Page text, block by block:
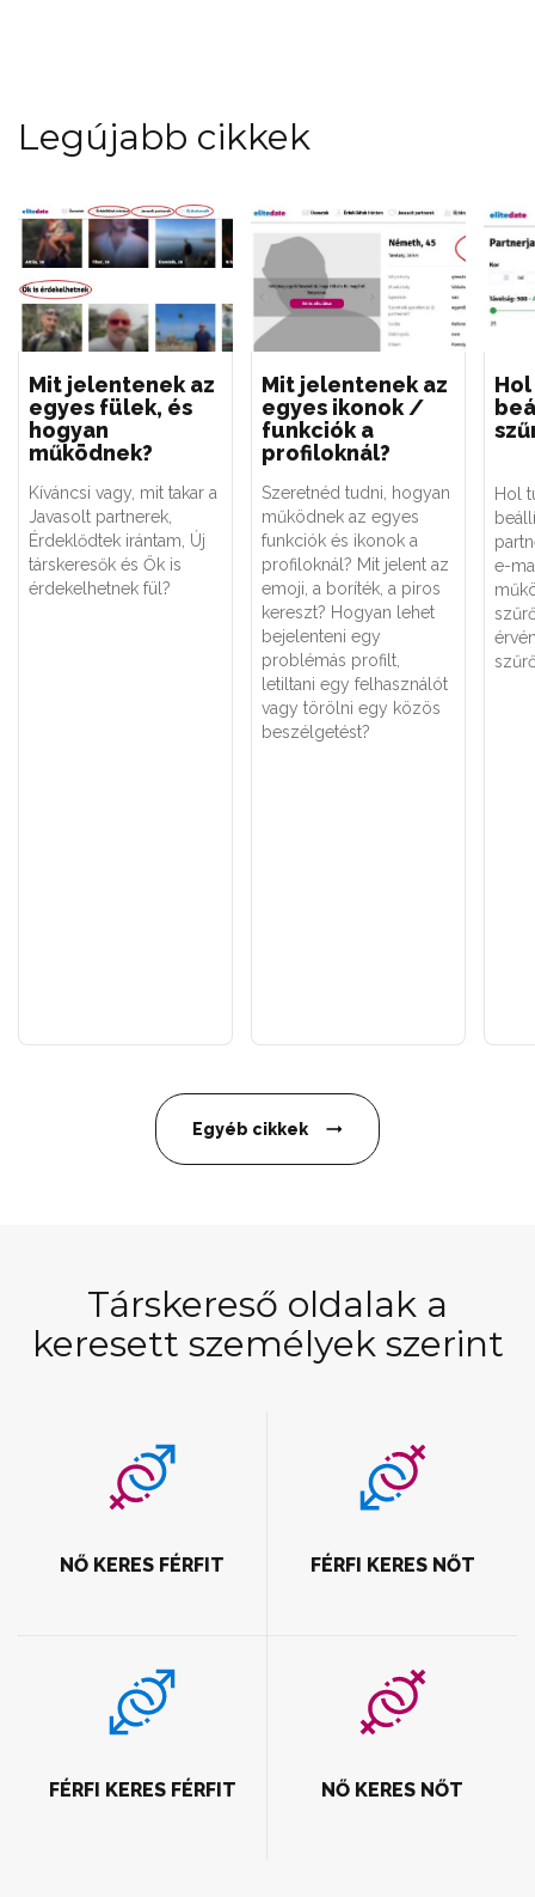
Legújabb cikkek
Mit jelentenek az
egyes fülek, és
hogyan
működnek?
Kíváncsi vagy, mit takar a
Javasolt partnerek,
Érdeklődtek irántam, Új
társkeresők és Ők is
érdekelhetnek fül?
Mit jelentenek az
egyes ikonok /
funkciók a
profiloknál?
Szeretnéd tudni, hogyan
működnek az egyes
funkciók és ikonok a
profiloknál? Mit jelent az
emoji, a boríték, a piros
kereszt? Hogyan lehet
bejelenteni egy
problémás profilt,
letiltani egy felhasználót
vagy törölni egy közös
beszélgetést?
Hol
e-
Egyéb cikkek
Társkereső oldalak a
keresett személyek szerint
NŐ KERES FÉRFIT FÉRFI KERES NŐT
FÉRFI KERES FÉRFIT NŐ KERES NŐT